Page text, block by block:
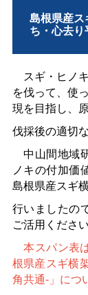
島根県産
ち・心去
スギ・ヒノ
を伐って、使
現を目指し、
伐採後の適切
中山間地域
ノキの付加価
島根県産スギ
行いましたの
ご活用ください
本スパン表
根県産スギ横
角共通‐」につ